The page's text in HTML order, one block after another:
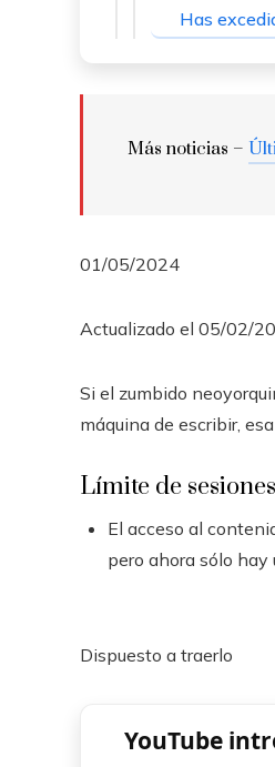
Has
Más noticias –
01/05/2024
Actualizado el 05/02/
Si el zumbido
máquina de escribir,
Límite de
El acceso al
pero ahora sólo hay
Dispuesto a traerlo
YouTube